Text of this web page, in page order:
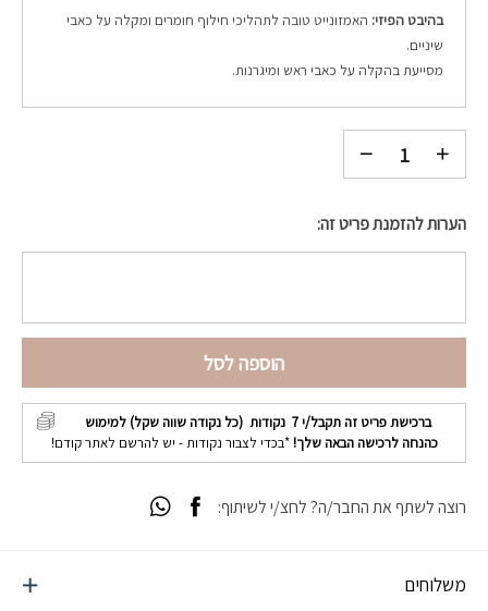
בהיבט הפיזי: האמזונייט טובה לתהליכי חילוף חומרים ומקלה על כאבי
שיניים.
מסייעת בהקלה על כאבי ראש ומיגרנות.
הערות להזמנת פריט זה:
הוספה לסל
ברכישת פריט זה תקבל/י 7 נקודות (כל נקודה שווה שקל) למימוש
כהנחה לרכישה הבאה שלך! *בכדי לצבור נקודות - יש להרשם לאתר קודם!
משלוחים
רוצה לשתף את החבר/ה? לחצ/י לשיתוף: